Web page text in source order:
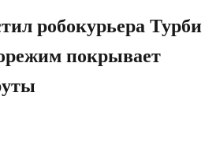
робокурьера Турби
покрывает